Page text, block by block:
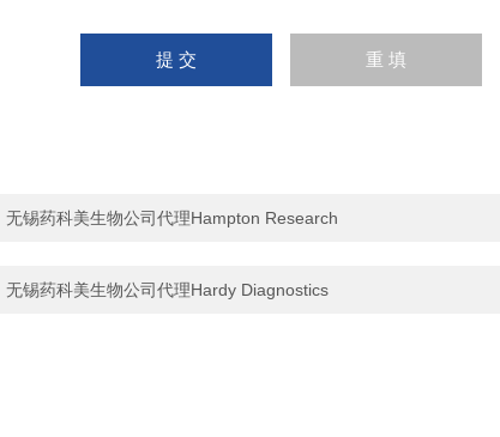
无锡药科美生物公司代理Hampton Research
无锡药科美生物公司代理Hardy Diagnostics